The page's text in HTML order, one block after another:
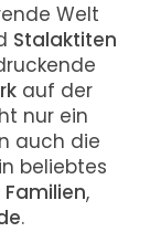
Welt
Stalaktiten
auf der
nur ein
auch die
beliebtes
Familien,
.